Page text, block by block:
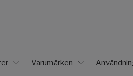
Varumärken